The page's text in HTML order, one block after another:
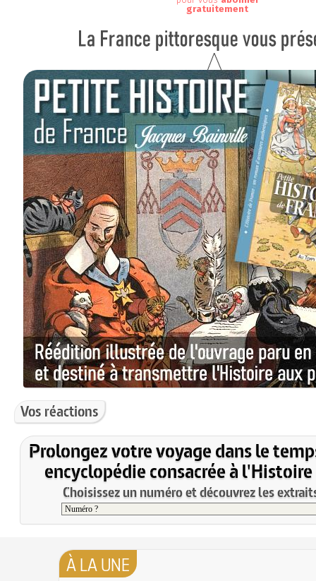
gratuitement
Vos réactions
Prolongez votre voyage dans le
encyclopédie consacrée à l'Histoire
Choisissez un numéro et découvrez les
À LA UNE